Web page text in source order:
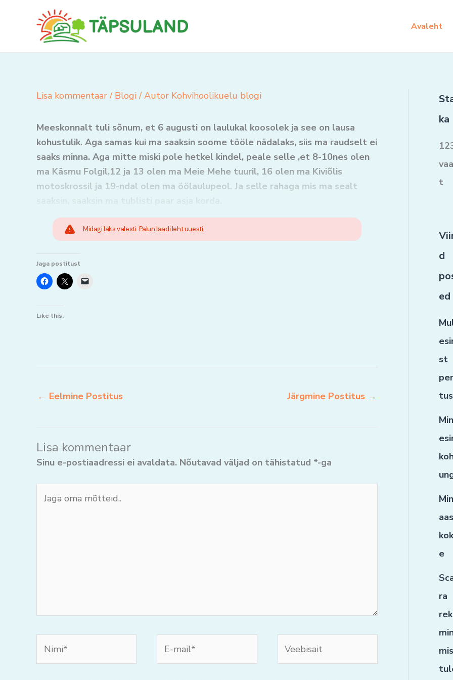
Avaleht
Lisa kommentaar / Blogi/ Autor Kohvihoolikuelu blogi
Meeskonnalt tuli sõnum, et 6 augusti on laulukal koosolek ja see on lausa
kohustulik. Aga samas kui ma saaksin soome tööle nädalaks, siis ma raudselt ei
saaks minna. Aga mitte miski pole hetkel kindel, peale selle ,et 8-10nes olen
ma Käsmu Folgil,12 ja 13 olen ma Meie Mehe tuuril, 16 olen ma Kiviõlis
motoskrossil ja 19-ndal olen ma öölaulupeol. Ja selle rahaga mis ma sealt
Midagi läks valesti. Palun laadi leht uuesti.
Jaga postitust
Like this:
← Eelmine Postitus Järgmine Postitus →
Lisa kommentaar
Sinu e-postiaadressi ei avaldata. Nõutavad väljad on tähistatud *-ga
oma
mail*
ka
t
d
ed
st
e
ra
mis